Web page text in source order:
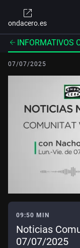
ondacero.es
INFORMATIVOS
07/07/2025
09:50 MIN
Noticias
07/07/2025